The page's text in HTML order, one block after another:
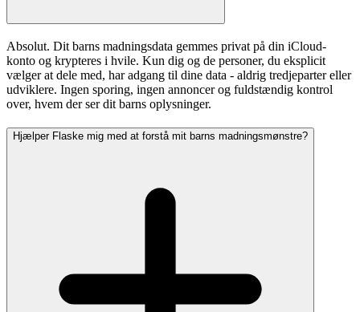
Absolut. Dit barns madningsdata gemmes privat på din iCloud-
konto og krypteres i hvile. Kun dig og de personer, du eksplicit
vælger at dele med, har adgang til dine data - aldrig tredjeparter eller
udviklere. Ingen sporing, ingen annoncer og fuldstændig kontrol
over, hvem der ser dit barns oplysninger.
Hjælper Flaske mig med at forstå mit barns madningsmønstre?